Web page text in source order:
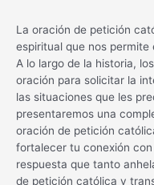
La oración de petición
espiritual que nos permite
A lo largo de la historia,
oración para solicitar la
las situaciones que les
presentaremos una
oración de petición
fortalecer tu conexión
respuesta que tanto
de petición católica y